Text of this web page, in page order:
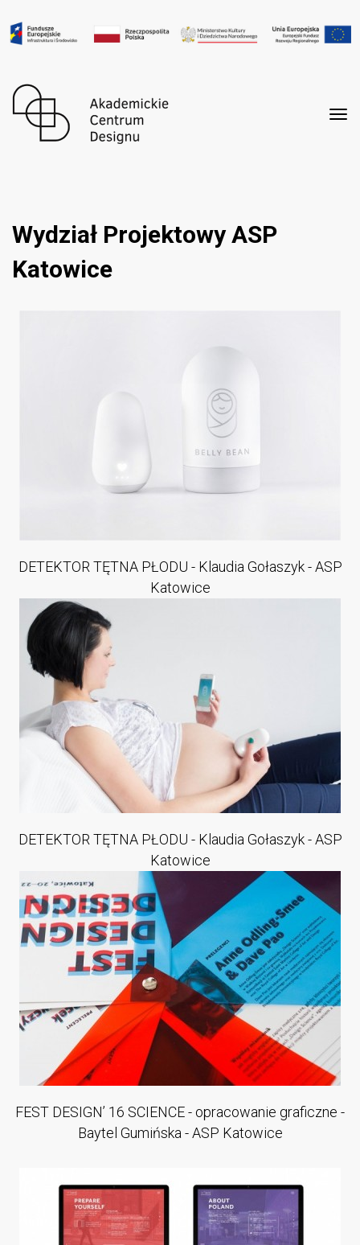
Wydział Projektowy ASP
Katowice
DETEKTOR TĘTNA PŁODU - Klaudia Gołaszyk - ASP
Katowice
DETEKTOR TĘTNA PŁODU - Klaudia Gołaszyk - ASP
Katowice
FEST DESIGN’ 16 SCIENCE - opracowanie graficzne -
Baytel Gumińska - ASP Katowice